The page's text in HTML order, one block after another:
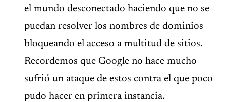
el mundo desconectado haciendo que no se
puedan resolver los nombres de dominios
bloqueando el acceso a multitud de sitios.
Recordemos que Google no hace mucho
sufrió un ataque de estos contra el que poco
pudo hacer en primera instancia.